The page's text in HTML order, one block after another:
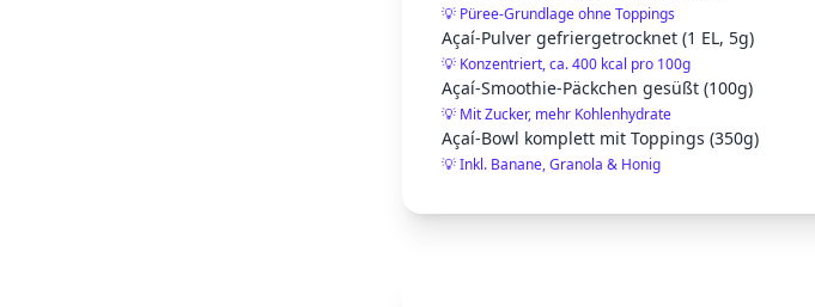
💡 Püree-Grundlage ohne Toppings
Açaí-Pulver gefriergetrocknet (1 EL, 5g)
💡 Konzentriert, ca. 400 kcal pro 100g
Açaí-Smoothie-Päckchen gesüßt (100g)
💡 Mit Zucker, mehr Kohlenhydrate
Açaí-Bowl komplett mit Toppings (350g)
💡Inkl. Banane, Granola & Honig